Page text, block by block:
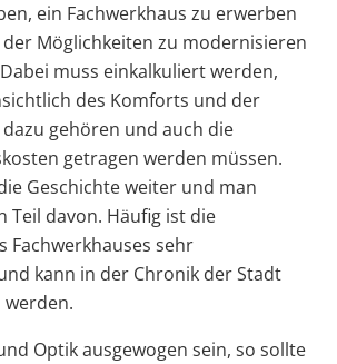
ein Fachwerkhaus zu erwerben
Möglichkeiten zu modernisieren
muss einkalkuliert werden,
des Komforts und der
gehören und auch die
getragen werden müssen.
Geschichte weiter und man
Teil davon. Häufig ist die
Fachwerkhauses sehr
kann in der Chronik der Stadt
werden.
Optik ausgewogen sein, so sollte